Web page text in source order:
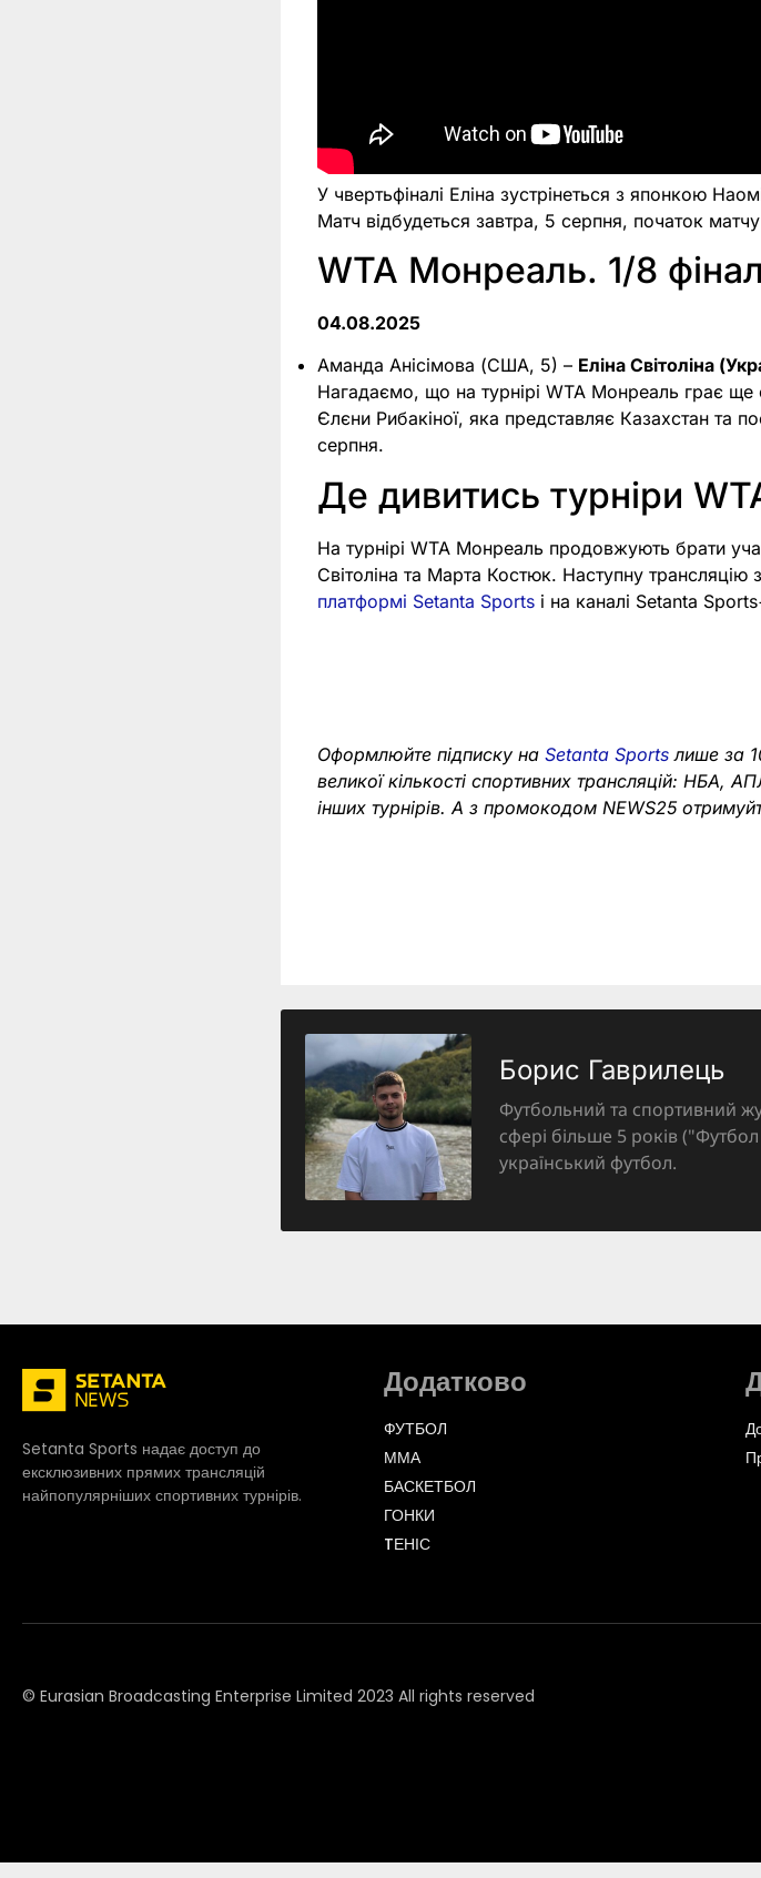
У чвертьфіналі Еліна зустрінеться з японкою
Матч відбудеться завтра, 5 серпня, початок
WTA Монреаль. 1/8
04.08.2025
Аманда Анісімова (США, 5) – Еліна Світоліна
Нагадаємо, що на турнірі WTA Монреаль грає
Єлєни Рибакіної, яка представляє Казахстан та
серпня.
Де дивитись турніри
На турнірі WTA Монреаль продовжують брати
Світоліна та Марта Костюк. Наступну трансляцію
платформі Setanta Sports і на каналі Setanta
Оформлюйте підписку наSetanta Sports лише за
великої кількості спортивних трансляцій: НБА,
інших турнірів. А з промокодом NEWS25
Борис Гаврилець
Футбольний та спортивний
сфері більше 5 років
український футбол.
Setanta Sports надає доступ до
ексклюзивних прямих трансляцій
найпопулярніших спортивних турнірів.
Додатково
ФУТБОЛ
ММА
БАСКЕТБОЛ
ГОНКИ
TЕНІС
© Eurasian Broadcasting Enterprise Limited 2023 All rights reserved